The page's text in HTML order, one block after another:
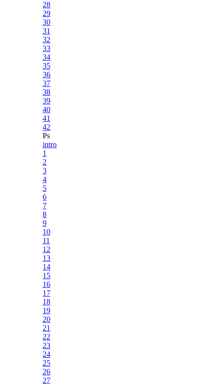
28
29
30
31
32
33
34
35
36
37
38
39
40
41
42
Ps
intro
1
2
3
4
5
6
7
8
9
10
11
12
13
14
15
16
17
18
19
20
21
22
23
24
25
26
27